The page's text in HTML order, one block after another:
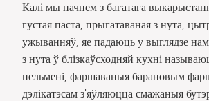
Калі мы пачнем з багатага
густая паста, прыгатаваная з нута,
ужыванняў, яе падаюць у выглядзе
з нута ў блізкаўсходняй кухні
пельмені, фаршаваныя барановым
дэлікатэсам з'яўляюцца смажаныя